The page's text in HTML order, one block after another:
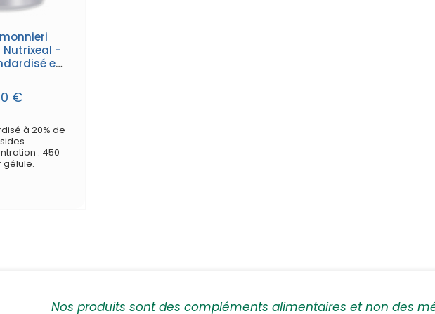
-
en
€
à 20% de
: 450
gélule.
Nos produits sont des compléments alimentaires et non des